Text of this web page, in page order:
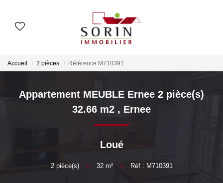
Nos Agences
Notre Histoire
ESTIMER
Estimation En Ligne
Estimation En Présentiel
Accueil 2 pièces Référence M710391
Appartement MEUBLE Ernee 2 pièce(s)
32.66 m2 , Ernee
Loué
2pièce(s) • 32m² • Réf : M710391